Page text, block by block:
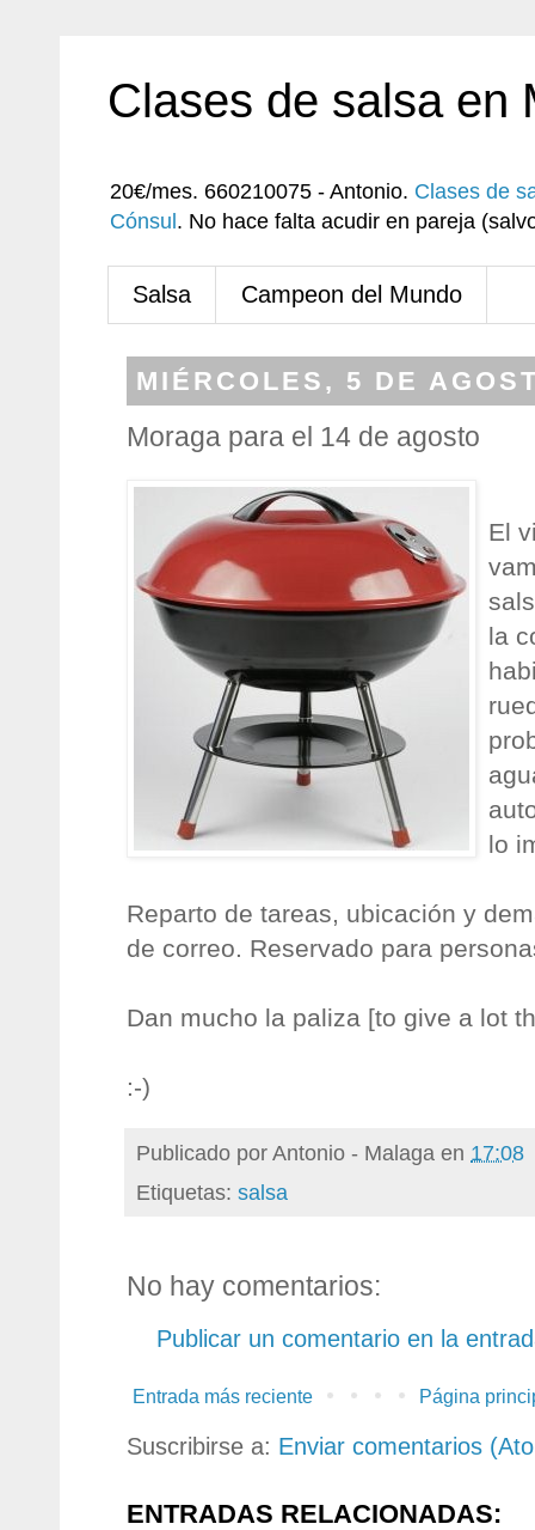
Clases de salsa en
20€/mes. 660210075 - Antonio. Clases de
Cónsul . No hace falta acudir en pareja
Salsa Campeon del Mundo
MIÉRCOLES, 5 DE
Moraga para el 14 de agosto
El
la
lo
Reparto de tareas, ubicación y
de correo. Reservado para
Dan mucho la paliza [to give a lot
:-)
Publicado porAntonio - Malaga en 17:08
Etiquetas: salsa
No hay comentarios:
Publicar un comentario en la
Entrada más reciente Página
Suscribirse a: Enviar comentarios
ENTRADAS RELACIONADAS: